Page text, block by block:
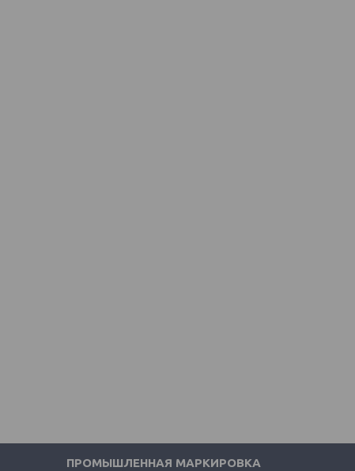
ПРОМЫШЛЕННАЯ МАРКИРОВКА